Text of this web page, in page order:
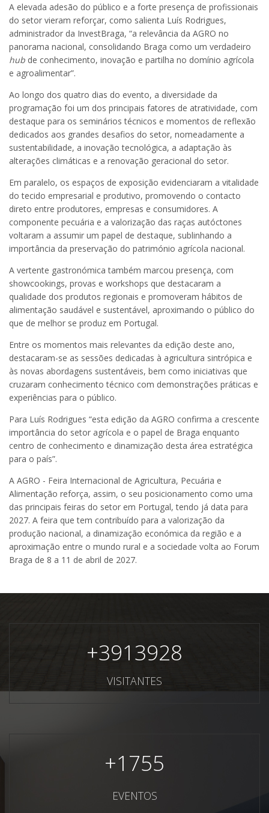
A elevada adesão do público e a forte presença de profissionais
do setor vieram reforçar, como salienta Luís Rodrigues,
administrador da InvestBraga, “a relevância da AGRO no
panorama nacional, consolidando Braga como um verdadeiro
hub de conhecimento, inovação e partilha no domínio agrícola
e agroalimentar”.
Ao longo dos quatro dias do evento, a diversidade da
programação foi um dos principais fatores de atratividade, com
destaque para os seminários técnicos e momentos de reflexão
dedicados aos grandes desafios do setor, nomeadamente a
sustentabilidade, a inovação tecnológica, a adaptação às
alterações climáticas e a renovação geracional do setor.
Em paralelo, os espaços de exposição evidenciaram a vitalidade
do tecido empresarial e produtivo, promovendo o contacto
direto entre produtores, empresas e consumidores. A
componente pecuária e a valorização das raças autóctones
voltaram a assumir um papel de destaque, sublinhando a
importância da preservação do património agrícola nacional.
A vertente gastronómica também marcou presença, com
showcookings, provas e workshops que destacaram a
qualidade dos produtos regionais e promoveram hábitos de
alimentação saudável e sustentável, aproximando o público do
que de melhor se produz em Portugal.
Entre os momentos mais relevantes da edição deste ano,
destacaram-se as sessões dedicadas à agricultura sintrópica e
às novas abordagens sustentáveis, bem como iniciativas que
cruzaram conhecimento técnico com demonstrações práticas e
experiências para o público.
Para Luís Rodrigues “esta edição da AGRO confirma a crescente
importância do setor agrícola e o papel de Braga enquanto
centro de conhecimento e dinamização desta área estratégica
para o país”.
A AGRO - Feira Internacional de Agricultura, Pecuária e
Alimentação reforça, assim, o seu posicionamento como uma
das principais feiras do setor em Portugal, tendo já data para
2027. A feira que tem contribuído para a valorização da
produção nacional, a dinamização económica da região e a
aproximação entre o mundo rural e a sociedade volta ao Forum
Braga de 8 a 11 de abril de 2027.
+3913928
VISITANTES
+1755
EVENTOS